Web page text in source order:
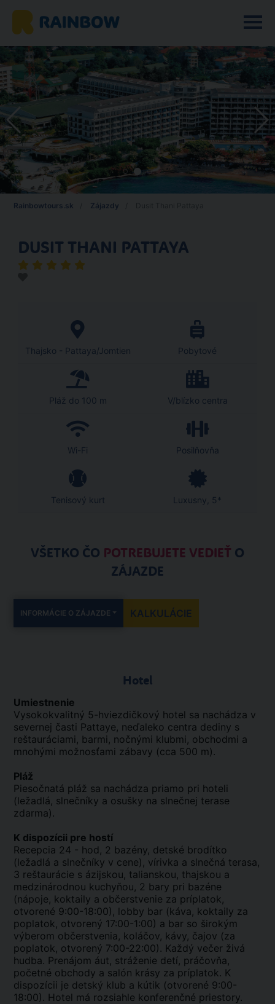
Rainbowtours.sk Zájazdy
DUSIT THANI PATTAYA
Thajsko - Pattaya/Jomtien Pobytové
Pláž do 100 m V/blízko centra
Wi-Fi Posilňovňa
Tenisový kurt Luxusny, 5*
VŠETKO ČO POTREBUJETE VEDIEŤ O
ZÁJAZDE
INFORMÁCIE O ZÁJAZDE KALKULÁCIE
Hotel
Umiestnenie
Vysokokvalitný 5-hviezdičkový hotel sa nachádza v
severnej časti Pattaye, neďaleko centra dediny s
reštauráciami, barmi, nočnými klubmi, obchodmi a
mnohými možnosťami zábavy (cca 500 m).
Pláž
Piesočnatá pláž sa nachádza priamo pri hoteli
(ležadlá, slnečníky a osušky na slnečnej terase
zdarma).
K dispozícii pre hostí
Recepcia 24 - hod, 2 bazény, detské brodítko
(ležadlá a slnečníky v cene), vírivka a slnečná terasa,
3 reštaurácie s ázijskou, talianskou, thajskou a
medzinárodnou kuchyňou, 2 bary pri bazéne
(nápoje, koktaily a občerstvenie za príplatok,
otvorené 9:00-18:00), lobby bar (káva, koktaily za
poplatok, otvorený 17:00-1:00) a bar so širokým
výberom občerstvenia, koláčov, kávy, čajov (za
poplatok, otvorený 7:00-22:00). Každý večer živá
hudba. Prenájom áut, stráženie detí, práčovňa,
početné obchody a salón krásy za príplatok. K
dispozícii je detský klub a kútik (otvorené 9:00-
18:00). Hotel má rozsiahle konferenčné priestory.